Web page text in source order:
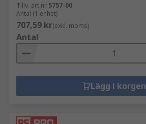
Tillv. art.nr 5757-00
Antal (1 enhet)
707,59 kr(exkl. moms)
Antal
Lägg i korgen